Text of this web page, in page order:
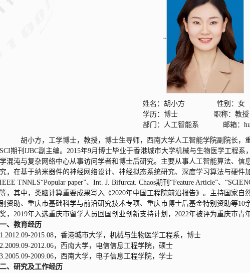
姓名：胡小方 性别：女
学历：博士 职称：教授
部门：人工智能系 邮箱：
胡小方，工学博士，教授，博士生导师，西南大学人工智能学院副院长，
SCI期刊IJBC副主编。2015年9月博士毕业于香港城市大学机械与生物医学工程
学混沌与复杂网络中心从事访问学者和博士后研究。 主要从事人工智能算法、信
究，在基于纳米器件的神经网络设计、神经拟态系统研究、深度学习算法与硬件
IEEE TNNLS“Popular paper”、Int. J. Bifurcat. Chaos期刊“Feature Article”、
等，其中，类脑计算重要成果写入《2020年中国工程院前沿报告》 。主持国家自
别资助、重庆市基础科学与前沿研究技术专项、重庆市博士后基金特别资助等10
奖，2019年入选重庆市留学人员回国创业创新支持计划， 2022年被评为重庆市青
一、教育经历
1.2012.09-2015.08，香港城市大学，机械与生物医学工程系，博士
2.2009.09-2012.06，西南大学，电信信息工程学院，硕士
3.2005.09-2009.06，西南大学，电子信息工程学院，学士
二、研究及工作经历